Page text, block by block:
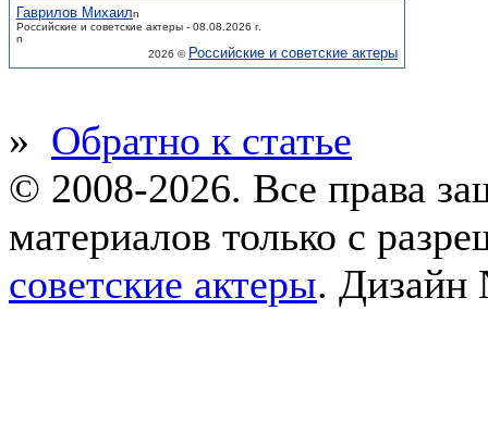
Гаврилов Михаилn
Российские и советские актеры - 08.08.2026 г.
n
2026 © Российские и советские актеры
» Обратно к статье
© 2008-2026. Все права
материалов только с
советские актеры. Дизайн